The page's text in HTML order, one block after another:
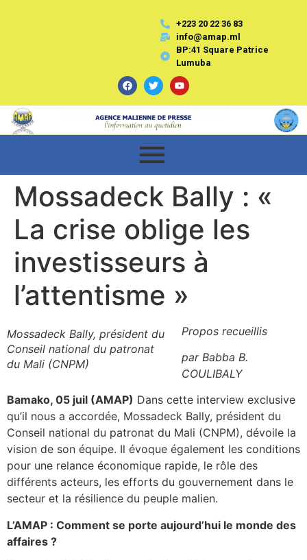
+223 20 22 36 83
info@amap.ml
BP:41 Square Patrice
Lumuba
Mossadeck Bally : «
La crise oblige les
investisseurs à
l’attentisme »
Mossadeck Bally, président du
Conseil national du patronat
du Mali (CNPM)
Propos recueillis
par Babba B.
COULIBALY
Bamako, 05 juil (AMAP) Dans cette interview exclusive
qu’il nous a accordée, Mossadeck Bally, président du
Conseil national du patronat du Mali (CNPM), dévoile la
vision de son équipe. Il évoque également les conditions
pour une relance économique rapide, le rôle des
différents acteurs, les efforts du gouvernement dans le
secteur et la résilience du peuple malien.
L’AMAP : Comment se porte aujourd’hui le monde des
affaires ?